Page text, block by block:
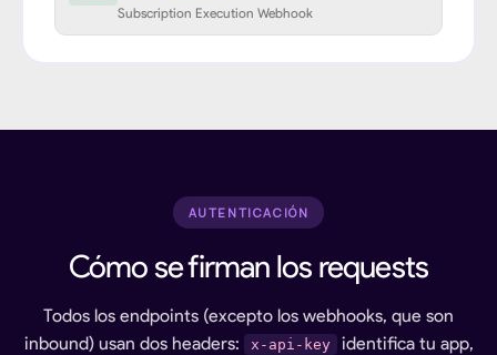
Subscription Execution Webhook
AUTENTICACIÓN
Cómo se firman los requests
Todos los endpoints (excepto los webhooks, que son
inbound) usan dos headers:
x-api-key identifica tu app,